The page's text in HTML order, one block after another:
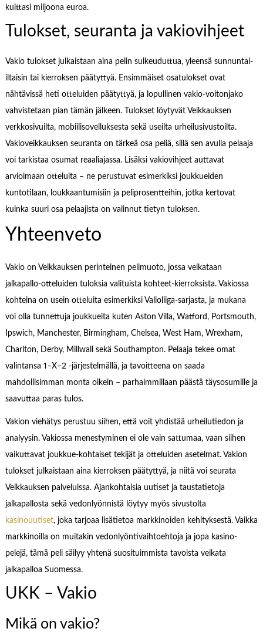
kuittasi miljoona euroa.
Tulokset, seuranta ja vakiovihjeet
Vakio tulokset julkaistaan aina pelin sulkeuduttua, yleensä sunnuntai-
iltaisin tai kierroksen päätyttyä. Ensimmäiset osatulokset ovat
nähtävissä heti otteluiden päätyttyä, ja lopullinen vakio-voitonjako
vahvistetaan pian tämän jälkeen. Tulokset löytyvät Veikkauksen
verkkosivuilta, mobiilisovelluksesta sekä useilta urheilusivustoilta.
Vakioveikkauksen seuranta on tärkeä osa peliä, sillä sen avulla pelaaja
voi tarkistaa osumat reaaliajassa. Lisäksi vakiovihjeet auttavat
arvioimaan otteluita – ne perustuvat esimerkiksi joukkueiden
kuntotilaan, loukkaantumisiin ja peliprosentteihin, jotka kertovat
kuinka suuri osa pelaajista on valinnut tietyn tuloksen.
Yhteenveto
Vakio on Veikkauksen perinteinen pelimuoto, jossa veikataan
jalkapallo-otteluiden tuloksia valituista kohteet-kierroksista. Vakiossa
kohteina on usein otteluita esimerkiksi Valioliiga-sarjasta, ja mukana
voi olla tunnettuja joukkueita kuten Aston Villa, Watford, Portsmouth,
Ipswich, Manchester, Birmingham, Chelsea, West Ham, Wrexham,
Charlton, Derby, Millwall sekä Southampton. Pelaaja tekee omat
valintansa 1–X–2 -järjestelmällä, ja tavoitteena on saada
mahdollisimman monta oikein – parhaimmillaan päästä täysosumille ja
saavuttaa paras tulos.
Vakion viehätys perustuu siihen, että voit yhdistää urheilutiedon ja
analyysin. Vakiossa menestyminen ei ole vain sattumaa, vaan siihen
vaikuttavat joukkue-kohtaiset tekijät ja otteluiden asetelmat. Vakion
tulokset julkaistaan aina kierroksen päätyttyä, ja niitä voi seurata
Veikkauksen palveluissa. Ajankohtaisia uutiset ja taustatietoja
jalkapallosta sekä vedonlyönnistä löytyy myös sivustolta
kasinouutiset, joka tarjoaa lisätietoa markkinoiden kehityksestä. Vaikka
markkinoilla on muitakin vedonlyöntivaihtoehtoja ja jopa kasino-
pelejä, tämä peli säilyy yhtenä suosituimmista tavoista veikata
jalkapalloa Suomessa.
UKK – Vakio
Mikä on vakio?